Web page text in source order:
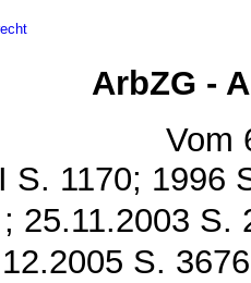
ArbZG -
Vom
S. 1170; 1996
; 25.11.2003 S.
S. 3676